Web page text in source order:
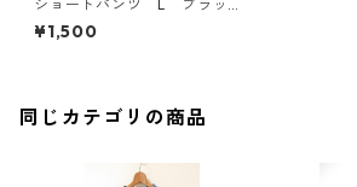
ショートパンツ L ブラッ
ク IY-3990
¥1,500
同じカテゴリの商品